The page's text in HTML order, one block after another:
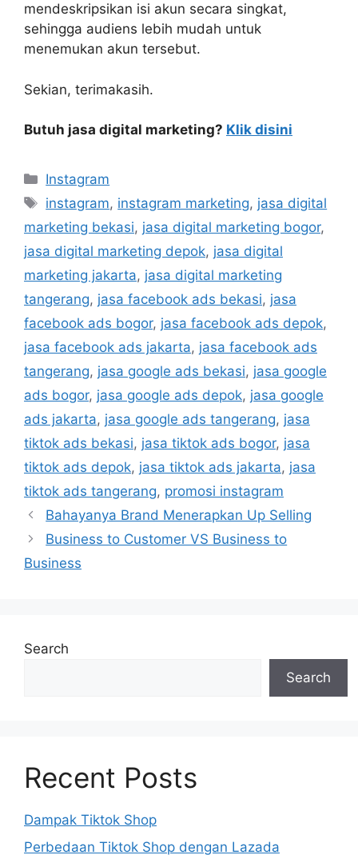
mendeskripsikan isi akun secara singkat,
sehingga audiens lebih mudah untuk
menemukan akun tersebut.
Sekian, terimakasih.
Butuh jasa digital marketing? Klik disini
Instagram
instagram, instagram marketing, jasa digital
marketing bekasi, jasa digital marketing bogor,
jasa digital marketing depok, jasa digital
marketing jakarta, jasa digital marketing
tangerang, jasa facebook ads bekasi, jasa
facebook ads bogor, jasa facebook ads depok,
jasa facebook ads jakarta, jasa facebook ads
tangerang, jasa google ads bekasi, jasa google
ads bogor, jasa google ads depok, jasa google
ads jakarta, jasa google ads tangerang, jasa
tiktok ads bekasi, jasa tiktok ads bogor, jasa
tiktok ads depok, jasa tiktok ads jakarta, jasa
tiktok ads tangerang, promosi instagram
Bahayanya Brand Menerapkan Up Selling
Business to Customer VS Business to
Business
Search
Search
Recent Posts
Dampak Tiktok Shop
Perbedaan Tiktok Shop dengan Lazada